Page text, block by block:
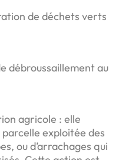
de déchets verts
débroussaillement au
agricole : elle
exploitée des
ou d’arrachages qui